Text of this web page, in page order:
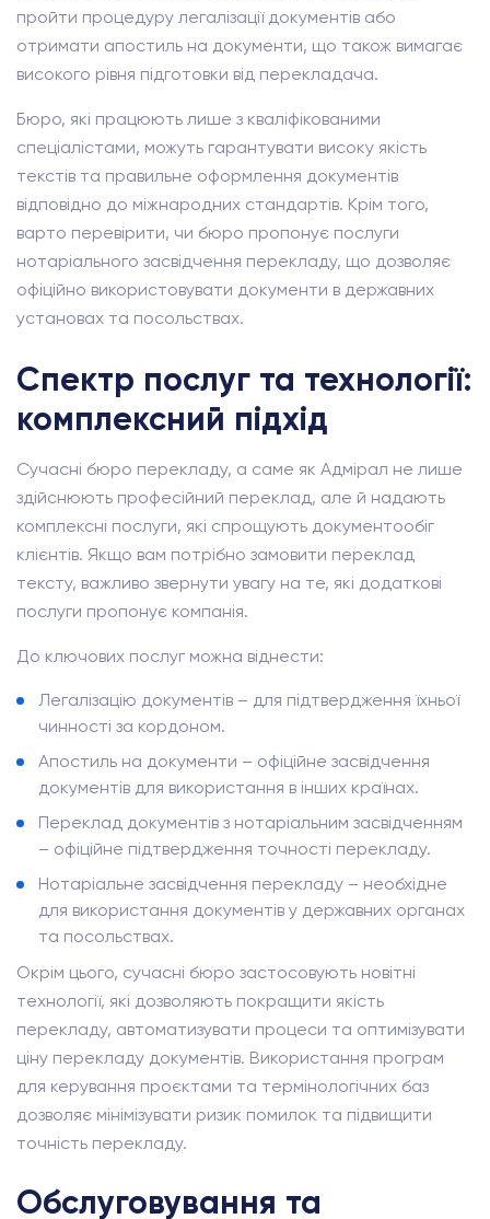
пройти процедуру легалізації документів або
отримати апостиль на документи, що також вимагає
високого рівня підготовки від перекладача.
Бюро, які працюють лише з кваліфікованими
спеціалістами, можуть гарантувати високу якість
текстів та правильне оформлення документів
відповідно до міжнародних стандартів. Крім того,
варто перевірити, чи бюро пропонує послуги
нотаріального засвідчення перекладу, що дозволяє
офіційно використовувати документи в державних
установах та посольствах.
Спектр послуг та технології:
комплексний підхід
Сучасні бюро перекладу, а саме як Адмірал не лише
здійснюють професійний переклад, але й надають
комплексні послуги, які спрощують документообіг
клієнтів. Якщо вам потрібно замовити переклад
тексту, важливо звернути увагу на те, які додаткові
послуги пропонує компанія.
До ключових послуг можна віднести:
Легалізацію документів – для підтвердження їхньої
чинності за кордоном.
Апостиль на документи – офіційне засвідчення
документів для використання в інших країнах.
Переклад документів з нотаріальним засвідченням
– офіційне підтвердження точності перекладу.
Нотаріальне засвідчення перекладу – необхідне
для використання документів у державних органах
та посольствах.
Окрім цього, сучасні бюро застосовують новітні
технології, які дозволяють покращити якість
перекладу, автоматизувати процеси та оптимізувати
ціну перекладу документів. Використання програм
для керування проєктами та термінологічних баз
дозволяє мінімізувати ризик помилок та підвищити
точність перекладу.
Обслуговування та